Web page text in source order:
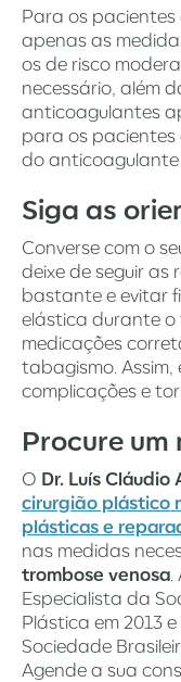
Para os pacientes
apenas as
os de risco
necessário, além
anticoagulantes
para os pacientes
do anticoagulante
Siga as
Converse com o
deixe de seguir as
bastante e evitar
elástica durante
medicações
tabagismo. Assim,
complicações e
Procure
O Dr. Luís
cirurgião plástico
plásticas e
nas medidas
trombose venosa
Especialista da
Plástica em 2013
Sociedade
Agende a sua